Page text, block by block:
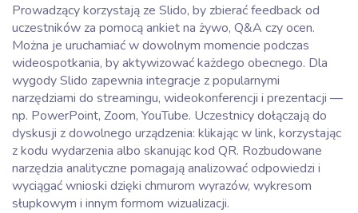
Prowadzący korzystają ze Slido, by zbierać feedback od
uczestników za pomocą ankiet na żywo, Q&A czy ocen.
Można je uruchamiać w dowolnym momencie podczas
wideospotkania, by aktywizować każdego obecnego. Dla
wygody Slido zapewnia integracje z popularnymi
narzędziami do streamingu, wideokonferencji i prezentacji —
np. PowerPoint, Zoom, YouTube. Uczestnicy dołączają do
dyskusji z dowolnego urządzenia: klikając w link, korzystając
z kodu wydarzenia albo skanując kod QR. Rozbudowane
narzędzia analityczne pomagają analizować odpowiedzi i
wyciągać wnioski dzięki chmurom wyrazów, wykresom
słupkowym i innym formom wizualizacji.